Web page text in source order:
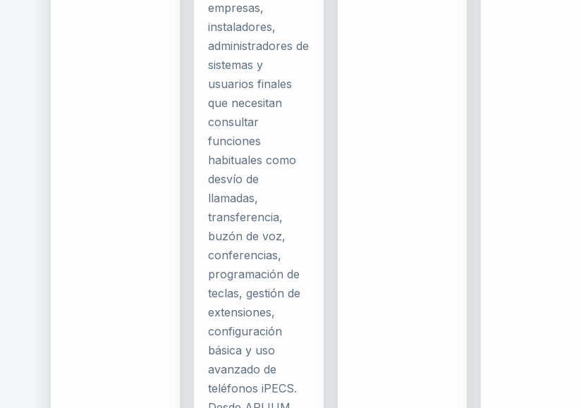
empresas,
instaladores,
administradores de
sistemas y
usuarios finales
que necesitan
consultar
funciones
habituales como
desvío de
llamadas,
transferencia,
buzón de voz,
conferencias,
programación de
teclas, gestión de
extensiones,
configuración
básica y uso
avanzado de
teléfonos iPECS.